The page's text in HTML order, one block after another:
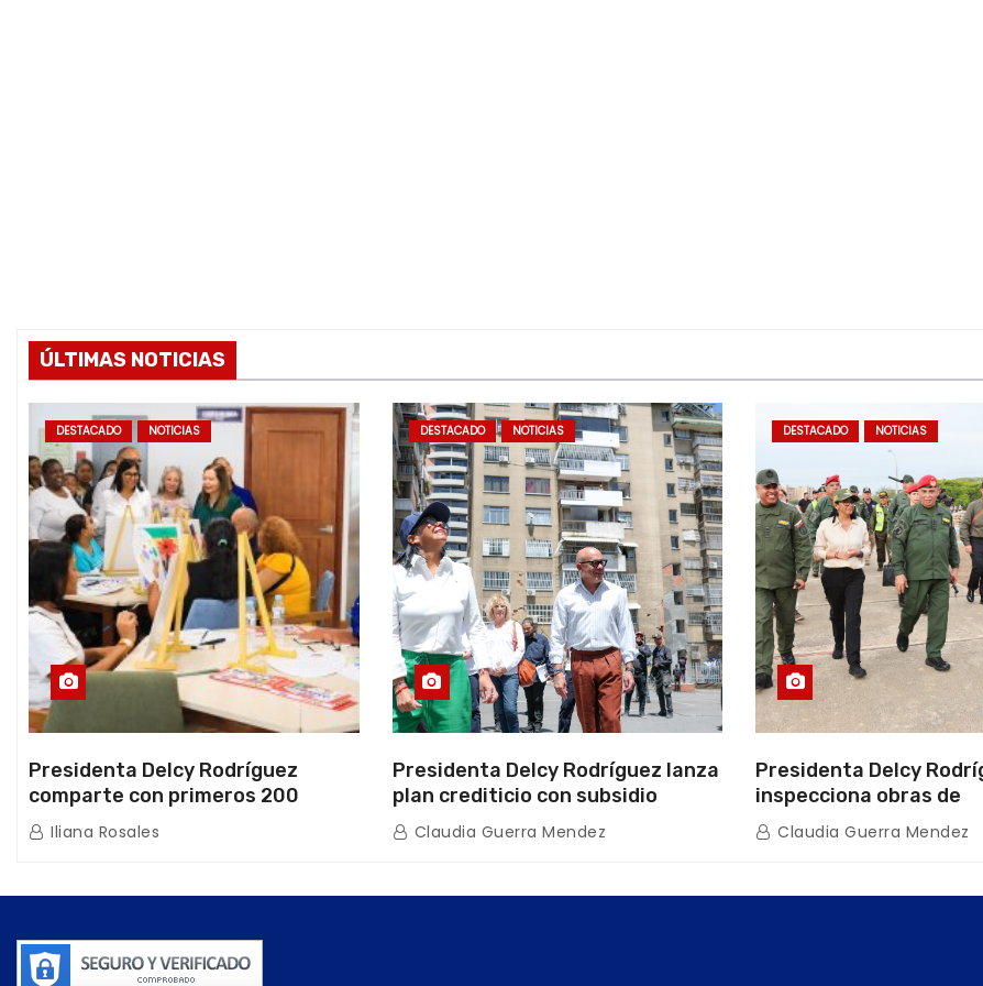
ÚLTIMAS NOTICIAS
DESTACADO NOTICIAS
Presidenta Delcy Rodríguez
comparte con primeros 200
beneficiarios de la nueva Casa de
los Abuelos “La Primavera” en
Iliana Rosales
DESTACADO NOTICIAS
Presidenta Delcy Rodríguez lanza
plan crediticio con subsidio
directo en encuentro con Juntas
de Condominio
Claudia Guerra Mendez
DESTACADO NOTICIAS
Presidenta Delcy
inspecciona obras de
restauración en
tras afectaciones
Claudia Guerra Mendez